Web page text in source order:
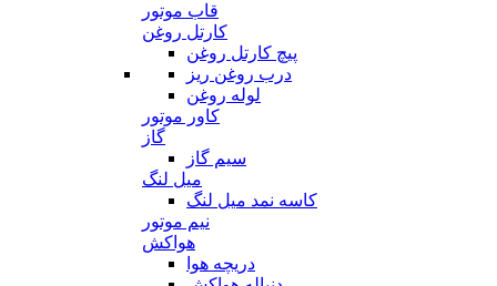
قاب موتور
کارتل روغن
پیچ کارتل روغن
درب روغن ریز
لوله روغن
کاور موتور
گاز
سیم گاز
میل لنگ
کاسه نمد میل لنگ
نیم موتور
هواکش
دریچه هوا